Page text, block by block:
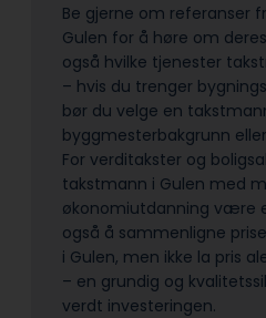
Be gjerne om referanser
Gulen for å høre om
også hvilke tjenester
– hvis du trenger
bør du velge en
byggmesterbakgrunn
For verditakster og
takstmann i Gulen med
økonomiutdanning være
også å sammenligne
i Gulen, men ikke la pris
– en grundig og
verdt investeringen.